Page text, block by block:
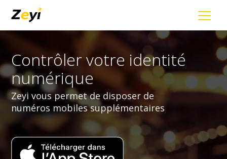
Contrôler votre identité
numérique
Zeyi vous permet de disposer de
numéros mobiles supplémentaires